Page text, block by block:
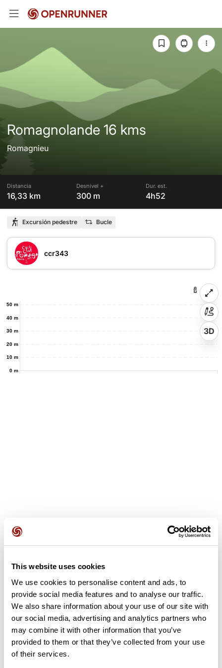
This website uses cookies
We use cookies to personalise content and ads, to
provide social media features and to analyse our traffic.
We also share information about your use of our site with
our social media, advertising and analytics partners who
may combine it with other information that you’ve
provided to them or that they’ve collected from your use
of their services.
Romagnolande 16 kms
Romagnieu
Distancia
16,33 km
Desnivel +
300 m
Dur. est.
4h52
Excursión pedestre Bucle
ccr343
0 m
10 m
20 m
30 m
40 m
50 m
3D
Opiniones de los usuarios
Este recorrido aún no contiene opiniones. ¿Ya lo has
Añadir una opinión